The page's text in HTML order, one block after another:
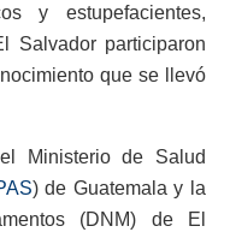
y estupefacientes,
Salvador participaron
que se llevó
Ministerio de Salud
) de Guatemala y la
(DNM) de El